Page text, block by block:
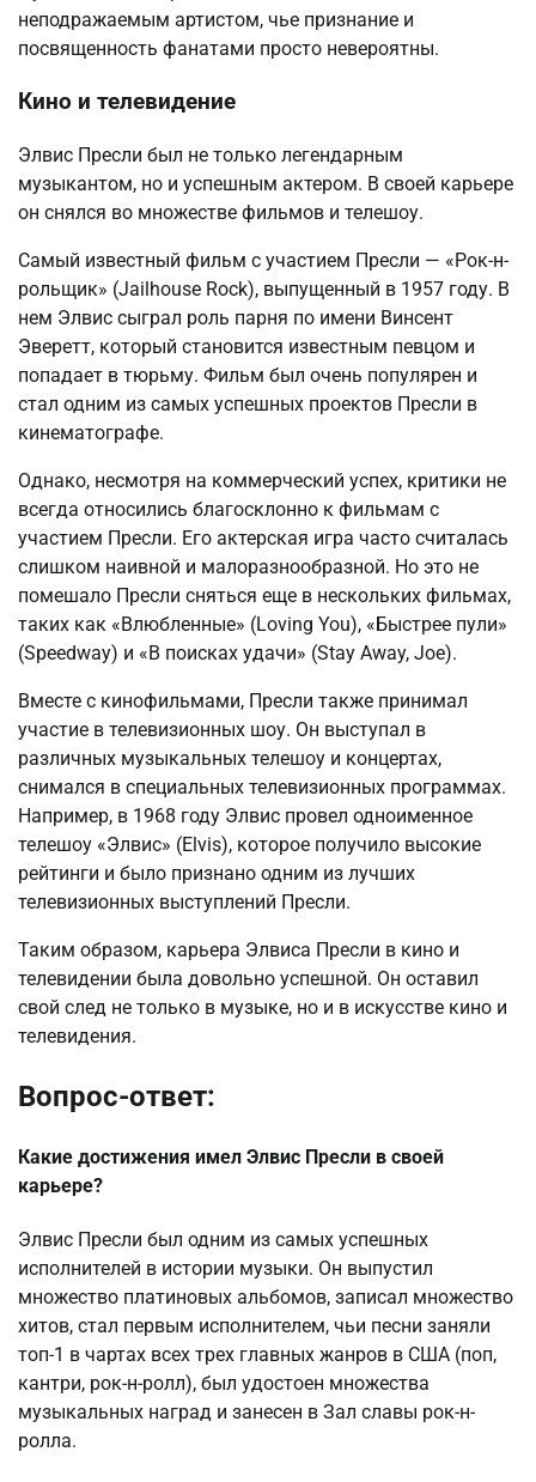
неподражаемым артистом, чье признание и
посвященность фанатами просто невероятны.
Кино и телевидение
Элвис Пресли был не только легендарным
музыкантом, но и успешным актером. В своей карьере
он снялся во множестве фильмов и телешоу.
Самый известный фильм с участием Пресли — «Рок-н-
рольщик» (Jailhouse Rock), выпущенный в 1957 году. В
нем Элвис сыграл роль парня по имени Винсент
Эверетт, который становится известным певцом и
попадает в тюрьму. Фильм был очень популярен и
стал одним из самых успешных проектов Пресли в
кинематографе.
Однако, несмотря на коммерческий успех, критики не
всегда относились благосклонно к фильмам с
участием Пресли. Его актерская игра часто считалась
слишком наивной и малоразнообразной. Но это не
помешало Пресли сняться еще в нескольких фильмах,
таких как «Влюбленные» (Loving You), «Быстрее пули»
(Speedway) и «В поисках удачи» (Stay Away, Joe).
Вместе с кинофильмами, Пресли также принимал
участие в телевизионных шоу. Он выступал в
различных музыкальных телешоу и концертах,
снимался в специальных телевизионных программах.
Например, в 1968 году Элвис провел одноименное
телешоу «Элвис» (Elvis), которое получило высокие
рейтинги и было признано одним из лучших
телевизионных выступлений Пресли.
Таким образом, карьера Элвиса Пресли в кино и
телевидении была довольно успешной. Он оставил
свой след не только в музыке, но и в искусстве кино и
телевидения.
Вопрос-ответ:
Какие достижения имел Элвис Пресли в своей
карьере?
Элвис Пресли был одним из самых успешных
исполнителей в истории музыки. Он выпустил
множество платиновых альбомов, записал множество
хитов, стал первым исполнителем, чьи песни заняли
топ-1 в чартах всех трех главных жанров в США (поп,
кантри, рок-н-ролл), был удостоен множества
музыкальных наград и занесен в Зал славы рок-н-
ролла.